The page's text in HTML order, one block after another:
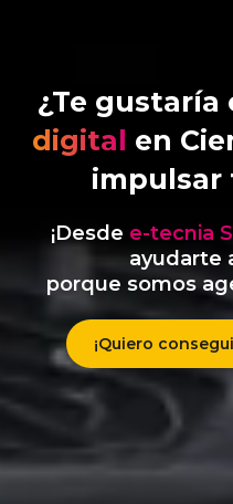
¿Te gustaría
digital en
impulsar
¡Desde e-tecnia
ayudarte
porque somos
¡Quiero